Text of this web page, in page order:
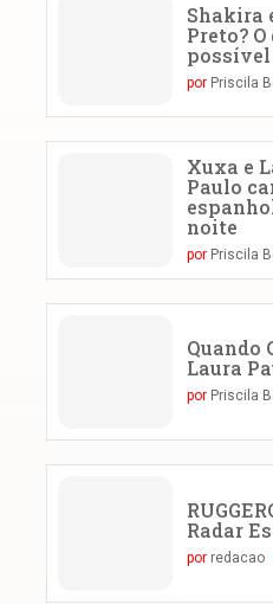
Shakira
Preto? O
possível
por Priscila
Xuxa e
Paulo
noite
por Priscila
Quando
Laura
por Priscila
Radar
por redacao